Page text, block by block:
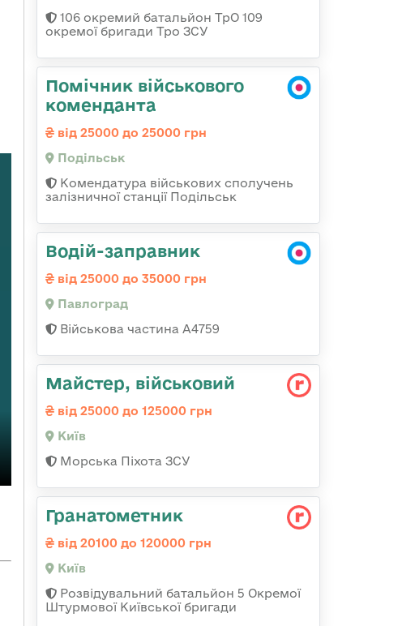
106 окремий батальйон ТрО 109
окремої бригади Тро ЗСУ
Помічник військового
коменданта
від 25000 до 25000 грн
Подільськ
Комендатура військових сполучень
залізничної станції Подільськ
Водій-заправник
від 25000 до 35000 грн
Павлоград
Військова частина А4759
Майстеp, військовий
від 25000 до 125000 грн
Київ
Морська Піхота ЗСУ
Гранатометник
від 20100 до 120000 грн
Київ
Розвідувальний батальйон 5 Окремої
Штурмової Київської бригади